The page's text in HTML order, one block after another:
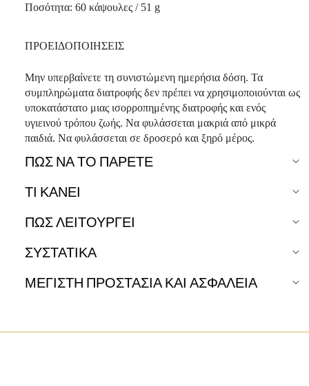
Ποσότητα: 60 κάψουλες / 51 g
ΠΡΟΕΙΔΟΠΟΙΗΣΕΙΣ
Μην υπερβαίνετε τη συνιστώμενη ημερήσια δόση. Τα
συμπληρώματα διατροφής δεν πρέπει να χρησιμοποιούνται ως
υποκατάστατο μιας ισορροπημένης διατροφής και ενός
υγιεινού τρόπου ζωής. Να φυλάσσεται μακριά από μικρά
παιδιά. Να φυλάσσεται σε δροσερό και ξηρό μέρος.
ΠΏΣ ΝΑ ΤΟ ΠΆΡΕΤΕ
ΤΙ ΚΑΝΕΙ
ΠΩΣ ΛΕΙΤΟΥΡΓΕΙ
ΣΥΣΤΑΤΙΚΑ
ΜΕΓΙΣΤΗ ΠΡΟΣΤΑΣΙΑ ΚΑΙ ΑΣΦΑΛΕΙΑ